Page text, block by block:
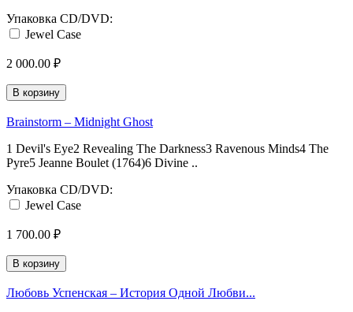
Упаковка CD/DVD:
Jewel Case
2 000.00 ₽
В корзину
Brainstorm – Midnight Ghost
1 Devil's Eye2 Revealing The Darkness3 Ravenous Minds4 The
Pyre5 Jeanne Boulet (1764)6 Divine ..
Упаковка CD/DVD:
Jewel Case
1 700.00 ₽
В корзину
Любовь Успенская – История Одной Любви...